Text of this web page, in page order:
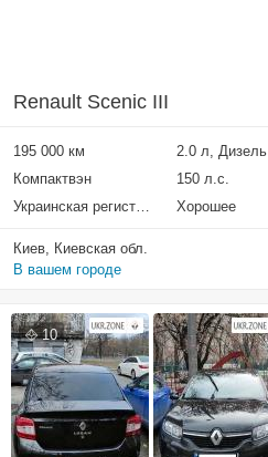
Renault Scenic III
195 000 км 2.0 л, Дизель
Компактвэн
150 л.с.
Украинская регистрация
Хорошее
Киев, Киевская обл.
В вашем городе
10